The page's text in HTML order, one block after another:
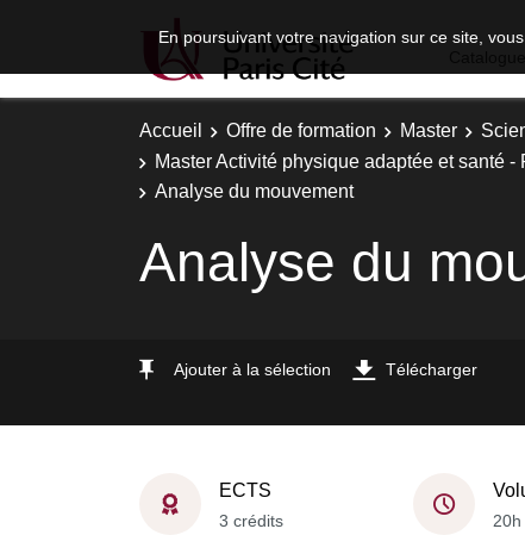
En poursuivant votre navigation sur ce site,
Accueil Offre de formation Master
Master Activité physique adaptée et santé
Analyse du mouvement
Analyse du
Ajouter à la sélection Télécharger
ECTS
3 crédits 20h